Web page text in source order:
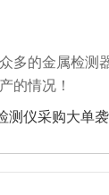
多的金属检测
的情况！
测仪采购大单